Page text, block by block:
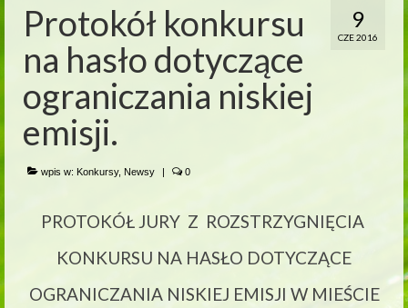
9
CZE 2016
Protokół konkursu
na hasło dotyczące
ograniczania niskiej
emisji.
wpis w: Konkursy, Newsy | 0
PROTOKÓŁ JURY Z ROZSTRZYGNIĘCIA
KONKURSU NA HASŁO DOTYCZĄCE
OGRANICZANIA NISKIEJ EMISJI W MIEŚCIE